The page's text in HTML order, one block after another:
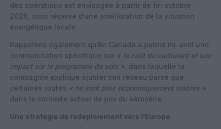
des opérations est envisagée à partir de fin octobre
2026, sous réserve d’une amélioration de la situation
énergétique locale.
Rappelons également qu’Air Canada a publié mi-avril une
communication spécifique sur « le coût du carburant et son
impact sur le programme de vols » , dans laquelle la
compagnie explique ajuster son réseau parce que
certaines routes « ne sont plus économiquement viables »
dans le contexte actuel de prix du kérosène.
Une stratégie de redéploiement vers l’Europe